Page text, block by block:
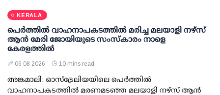
KERALA
പെർത്തിൽ വാഹനാപകടത്തിൽ മരിച്ച മലയാളി നഴ്സ്
ആൻ മേരി ജോയിയുടെ സംസ്കാരം നാളെ
കേരളത്തിൽ
06 08 2026 10 mins read
അങ്കമാലി: ഓസ്‌ട്രേലിയയിലെ പെർത്തിൽ
വാഹനാപകടത്തിൽ മരണമടഞ്ഞ മലയാളി നഴ്സ് ആൻ